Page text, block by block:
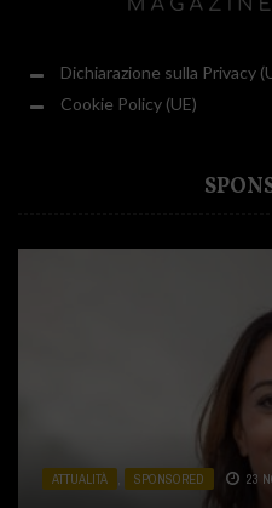
Dichiarazione sulla Privacy
Cookie Policy (UE)
ATTUALITÀ SPONSORED 23
ATTUALITÀ CUCINA , SPONSORED
ATTUALITÀ SPONSORED 31